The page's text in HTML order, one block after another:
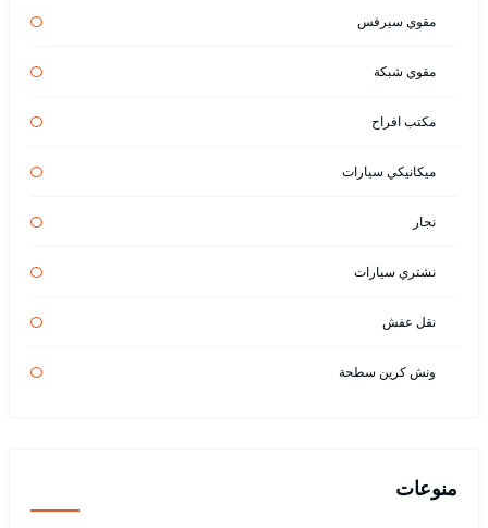
مقوي سيرفس
مقوي شبكة
مكتب افراح
ميكانيكي سيارات
نجار
نشتري سيارات
نقل عفش
ونش كرين سطحة
منوعات